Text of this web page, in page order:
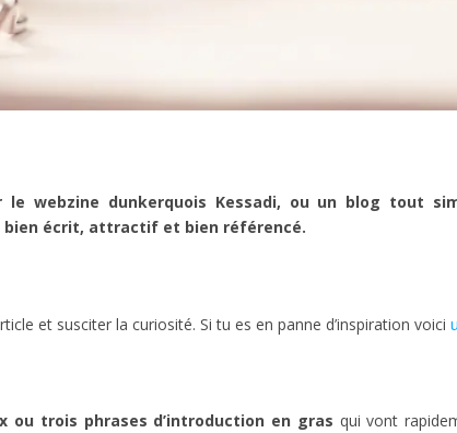
webzine dunkerquois Kessadi, ou un blog tout
écrit, attractif et bien référencé.
et susciter la curiosité. Si tu es en panne d’inspiration voici
ou trois phrases d’introduction en gras qui vont